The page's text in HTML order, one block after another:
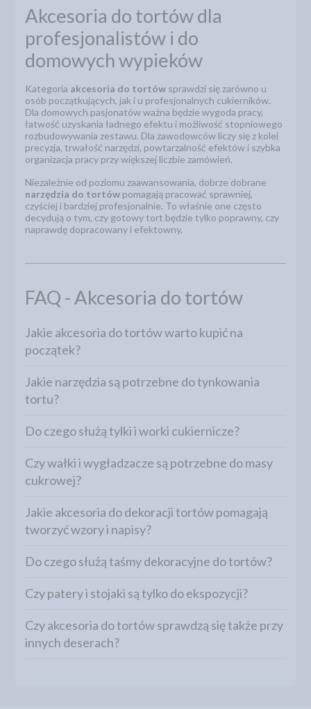
Akcesoria do tortów dla
profesjonalistów i do
domowych wypieków
Kategoria akcesoria do tortów sprawdzi się zarówno u
osób początkujących, jak i u profesjonalnych cukierników.
Dla domowych pasjonatów ważna będzie wygoda pracy,
łatwość uzyskania ładnego efektu i możliwość stopniowego
rozbudowywania zestawu. Dla zawodowców liczy się z kolei
precyzja, trwałość narzędzi, powtarzalność efektów i szybka
organizacja pracy przy większej liczbie zamówień.
Niezależnie od poziomu zaawansowania, dobrze dobrane
narzędzia do tortów pomagają pracować sprawniej,
czyściej i bardziej profesjonalnie. To właśnie one często
decydują o tym, czy gotowy tort będzie tylko poprawny, czy
naprawdę dopracowany i efektowny.
FAQ - Akcesoria do tortów
Jakie akcesoria do tortów warto kupić na
początek?
Jakie narzędzia są potrzebne do tynkowania
tortu?
Do czego służą tylki i worki cukiernicze?
Czy wałki i wygładzacze są potrzebne do masy
cukrowej?
Jakie akcesoria do dekoracji tortów pomagają
tworzyć wzory i napisy?
Do czego służą taśmy dekoracyjne do tortów?
Czy patery i stojaki są tylko do ekspozycji?
Czy akcesoria do tortów sprawdzą się także przy
innych deserach?